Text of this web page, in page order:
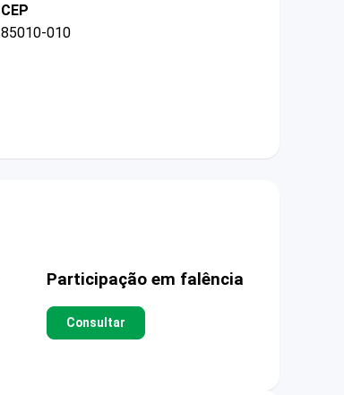
CEP
85010-010
Participação em falência
Consultar